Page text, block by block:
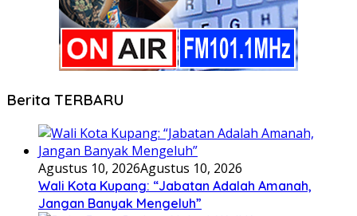
Berita TERBARU
Agustus 10, 2026Agustus 10, 2026
Wali Kota Kupang: “Jabatan Adalah Amanah,
Jangan Banyak Mengeluh”